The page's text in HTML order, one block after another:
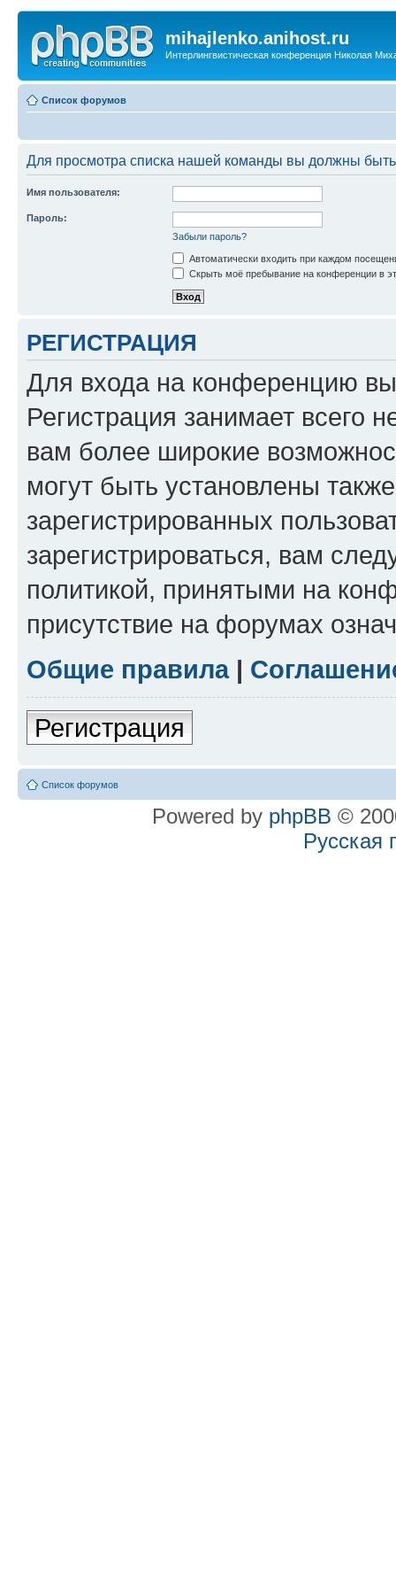
mihajlenko.anihost.ru
Интерлингвистическая конференция Николая
Список форумов
Для просмотра списка нашей команды вы должны
Имя пользователя:
Пароль:
Забыли пароль?
Автоматически входить при каждом
Скрыть моё пребывание на конференции в
РЕГИСТРАЦИЯ
Для входа на конференцию
Регистрация занимает всего
вам более широкие
могут быть установлены
зарегистрированных
зарегистрироваться, вам
политикой, принятыми на
присутствие на форумах
Общие правила|
Регистрация
Список форумов
Powered by phpBB ©
Русская